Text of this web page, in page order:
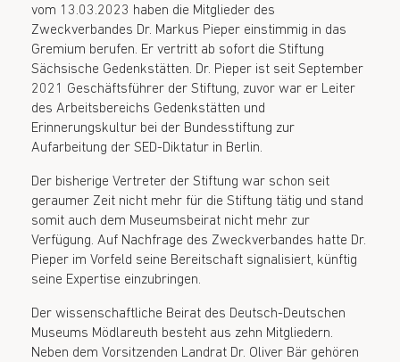
vom 13.03.2023 haben die Mitglieder des
Zweckverbandes Dr. Markus Pieper einstimmig in das
Gremium berufen. Er vertritt ab sofort die Stiftung
Sächsische Gedenkstätten. Dr. Pieper ist seit September
2021 Geschäftsführer der Stiftung, zuvor war er Leiter
des Arbeitsbereichs Gedenkstätten und
Erinnerungskultur bei der Bundesstiftung zur
Aufarbeitung der SED-Diktatur in Berlin.
Der bisherige Vertreter der Stiftung war schon seit
geraumer Zeit nicht mehr für die Stiftung tätig und stand
somit auch dem Museumsbeirat nicht mehr zur
Verfügung. Auf Nachfrage des Zweckverbandes hatte Dr.
Pieper im Vorfeld seine Bereitschaft signalisiert, künftig
seine Expertise einzubringen.
Der wissenschaftliche Beirat des Deutsch-Deutschen
Museums Mödlareuth besteht aus zehn Mitgliedern.
Neben dem Vorsitzenden Landrat Dr. Oliver Bär gehören